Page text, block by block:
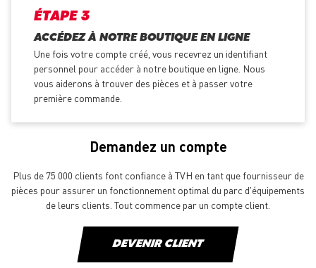
ÉTAPE 3
ACCÉDEZ À NOTRE BOUTIQUE EN LIGNE
Une fois votre compte créé, vous recevrez un identifiant
personnel pour accéder à notre boutique en ligne. Nous
vous aiderons à trouver des pièces et à passer votre
première commande.
Demandez un compte
Plus de 75 000 clients font confiance à TVH en tant que fournisseur de
pièces pour assurer un fonctionnement optimal du parc d'équipements
de leurs clients. Tout commence par un compte client.
DEVENIR CLIENT